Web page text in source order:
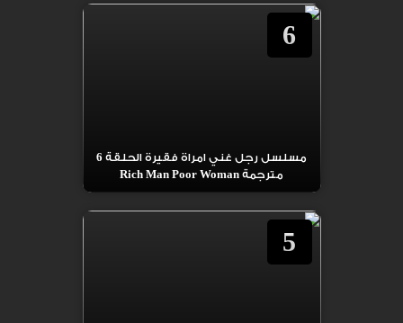
6
مسلسل رجل غني امراة فقيرة الحلقة 6
مترجمة Rich Man Poor Woman
5